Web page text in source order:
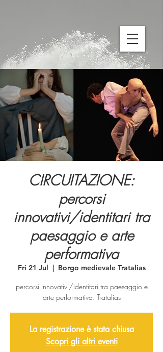
CIRCUITAZIONE:
percorsi
innovativi/identitari tra
paesaggio e arte
performativa
Fri 21 Jul
  |
Borgo medievale Tratalias
percorsi innovativi/identitari tra paesaggio e
arte performativa: Tratalias
La registrazione è stata chiusa
Scopri gli altri eventi